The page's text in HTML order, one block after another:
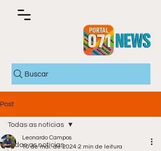
Buscar
Post
Todas as notícias
Todas as notícias
Leonardo Campos
10 de mai. de 2024 2 min de leitura